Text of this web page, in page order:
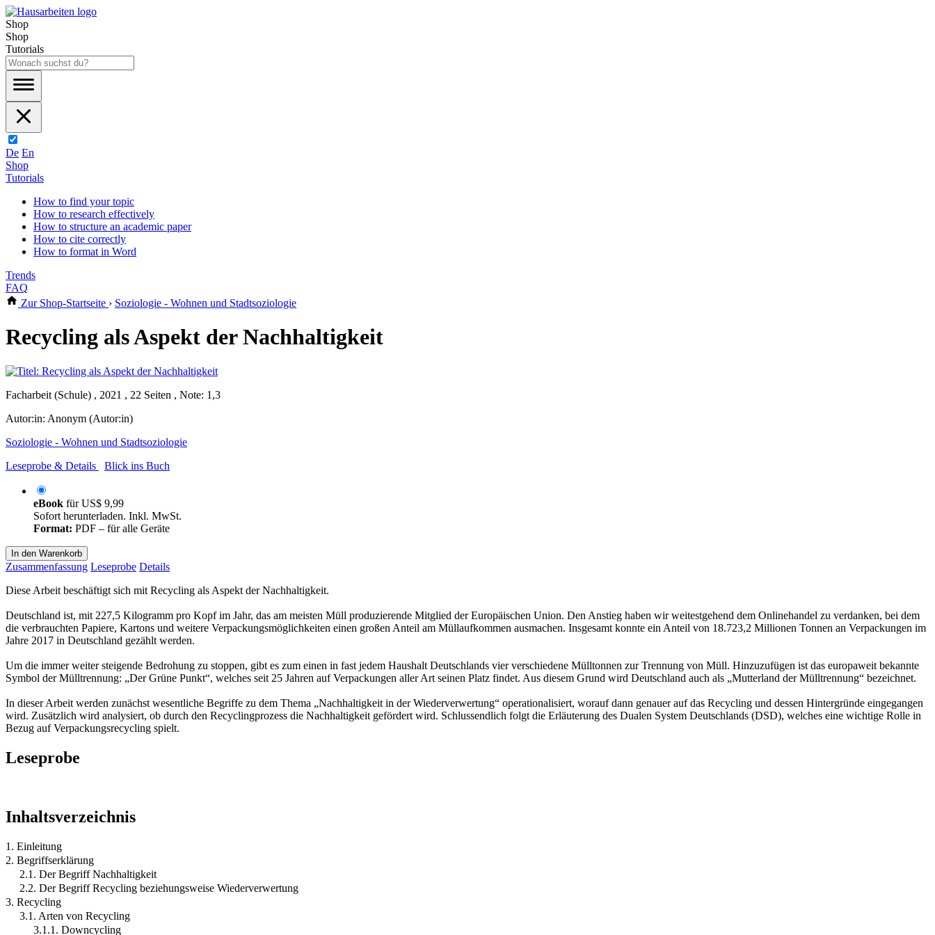
Shop
Shop
Tutorials
De En
Shop
Tutorials
How to find your topic
How to research effectively
How to structure an academic paper
How to cite correctly
How to format in Word
Trends
FAQ
Zur Shop-Startseite › Soziologie - Wohnen und Stadtsoziologie
Recycling als Aspekt der Nachhaltigkeit
Facharbeit (Schule) , 2021 , 22 Seiten , Note: 1,3
Autor:in: Anonym (Autor:in)
Soziologie - Wohnen und Stadtsoziologie
Leseprobe & Details
Blick ins Buch
eBook fürUS$ 9,99
Sofort herunterladen. Inkl. MwSt.
Format: PDF – für alle Geräte
In den Warenkorb
Zusammenfassung Leseprobe Details
Diese Arbeit beschäftigt sich mit Recycling als Aspekt der Nachhaltigkeit.
Deutschland ist, mit 227,5 Kilogramm pro Kopf im Jahr, das am meisten Müll produzierende Mitglied der Europäischen Union. Den Anstieg haben wir weitestgehend dem Onlinehandel zu verdanken, bei dem
die verbrauchten Papiere, Kartons und weitere Verpackungsmöglichkeiten einen großen Anteil am Müllaufkommen ausmachen. Insgesamt konnte ein Anteil von 18.723,2 Millionen Tonnen an Verpackungen im
Jahre 2017 in Deutschland gezählt werden.
Um die immer weiter steigende Bedrohung zu stoppen, gibt es zum einen in fast jedem Haushalt Deutschlands vier verschiedene Mülltonnen zur Trennung von Müll. Hinzuzufügen ist das europaweit bekannte
Symbol der Mülltrennung: „Der Grüne Punkt“, welches seit 25 Jahren auf Verpackungen aller Art seinen Platz findet. Aus diesem Grund wird Deutschland auch als „Mutterland der Mülltrennung“ bezeichnet.
In dieser Arbeit werden zunächst wesentliche Begriffe zu dem Thema „Nachhaltigkeit in der Wiederverwertung“ operationalisiert, worauf dann genauer auf das Recycling und dessen Hintergründe eingegangen
wird. Zusätzlich wird analysiert, ob durch den Recyclingprozess die Nachhaltigkeit gefördert wird. Schlussendlich folgt die Erläuterung des Dualen System Deutschlands (DSD), welches eine wichtige Rolle in
Bezug auf Verpackungsrecycling spielt.
Leseprobe
Inhaltsverzeichnis
1. Einleitung
2. Begriffserklärung
2.1. Der Begriff Nachhaltigkeit
2.2. Der Begriff Recycling beziehungsweise Wiederverwertung
3. Recycling
3.1. Arten von Recycling
3.1.1. Downcycling